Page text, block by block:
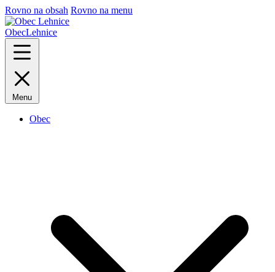
Rovno na obsah Rovno na menu
ObecLehnice
Menu
Obec